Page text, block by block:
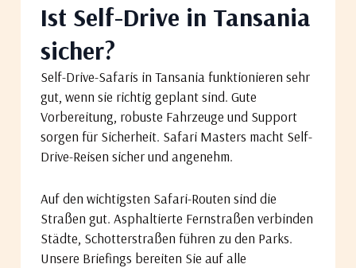
Ist Self-Drive in Tansania
sicher?
Self-Drive-Safaris in Tansania funktionieren sehr
gut, wenn sie richtig geplant sind. Gute
Vorbereitung, robuste Fahrzeuge und Support
sorgen für Sicherheit. Safari Masters macht Self-
Drive-Reisen sicher und angenehm.
Auf den wichtigsten Safari-Routen sind die
Straßen gut. Asphaltierte Fernstraßen verbinden
Städte, Schotterstraßen führen zu den Parks.
Unsere Briefings bereiten Sie auf alle